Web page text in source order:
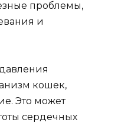
проблемы,
и
кошек,
Это может
сердечных